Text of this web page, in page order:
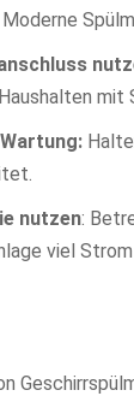
mit
nutzen:
viel